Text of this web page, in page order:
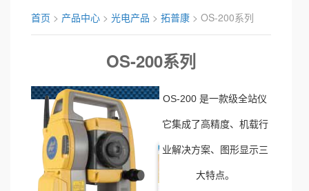
首页 > 产品中心 > 光电产品 > 拓普康 > OS-200系列
OS-200系列
OS-200 是一款级全站仪
它集成了高精度、机载行
业解决方案、图形显示三
大特点。